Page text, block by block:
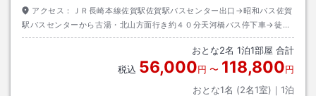
アクセス：
ＪＲ長崎本線佐賀駅佐賀駅バスセンター出口→昭和バス佐賀
駅バスセンターから古湯・北山方面行き約４０分天河橋バス停下車→徒歩
約５分
おとな2名 1泊1部屋 合計
税込 56,000円 〜 118,800円
おとな1名 (2名1室)｜ 1泊